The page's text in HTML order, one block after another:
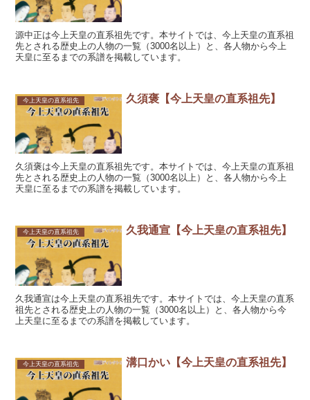
源中正は今上天皇の直系祖先です。本サイトでは、今上天皇の直系祖
先とされる歴史上の人物の一覧（3000名以上）と、各人物から今上
天皇に至るまでの系譜を掲載しています。
今上天皇の直系祖先 久須褒【今上天皇の直系祖先】
久須褒は今上天皇の直系祖先です。本サイトでは、今上天皇の直系祖
先とされる歴史上の人物の一覧（3000名以上）と、各人物から今上
天皇に至るまでの系譜を掲載しています。
今上天皇の直系祖先 久我通宣【今上天皇の直系祖先】
久我通宣は今上天皇の直系祖先です。本サイトでは、今上天皇の直系
祖先とされる歴史上の人物の一覧（3000名以上）と、各人物から今
上天皇に至るまでの系譜を掲載しています。
今上天皇の直系祖先 溝口かい【今上天皇の直系祖先】